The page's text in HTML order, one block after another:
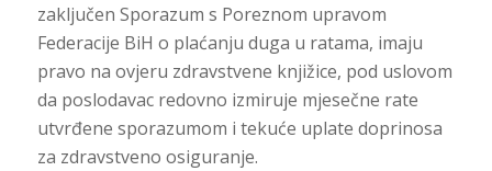
zaključen Sporazum s Poreznom upravom
Federacije BiH o plaćanju duga u ratama, imaju
pravo na ovjeru zdravstvene knjižice, pod uslovom
da poslodavac redovno izmiruje mjesečne rate
utvrđene sporazumom i tekuće uplate doprinosa
za zdravstveno osiguranje.